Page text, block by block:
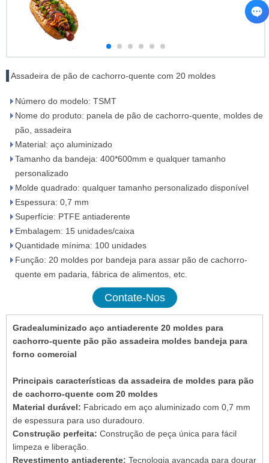
Assadeira de pão de cachorro-quente com 20 moldes
Número do modelo: TSMT
Nome do produto: panela de pão de cachorro-quente, moldes de
pão, assadeira
Material: aço aluminizado
Tamanho da bandeja: 400*600mm e qualquer tamanho
personalizado
Molde quadrado: qualquer tamanho personalizado disponível
Espessura: 0,7 mm
Superfície: PTFE antiaderente
Embalagem: 15 unidades/caixa
Quantidade mínima: 100 unidades
Função: 20 moldes por bandeja para assar pão de cachorro-
quente em padaria, fábrica de alimentos, etc.
Contate-Nos
Gradealuminizado aço antiaderente 20 moldes para
cachorro-quente pão pão assadeira moldes bandeja para
forno comercial
Principais características da assadeira de moldes para pão
de cachorro-quente com 20 moldes
Material durável: Fabricado em aço aluminizado com 0,7 mm
de espessura para uso duradouro.
Construção perfeita: Construção de peça única para fácil
limpeza e liberação.
Revestimento antiaderente: Tecnologia avançada para dourar